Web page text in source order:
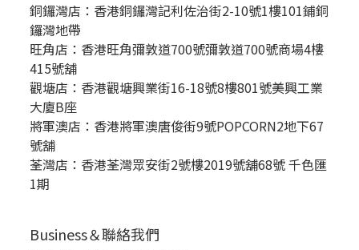
銅鑼灣店： 香港銅鑼灣記利佐治街2-10號1樓101鋪銅
鑼灣地帶
旺角店：香港旺角彌敦道700號彌敦道700號商場4樓
415號舖
觀塘店：香港觀塘興業街16-18號8樓801號美興工業
大廈B座
將軍澳店：香港將軍澳唐俊街9號POPCORN2地下67
號舖
荃灣店：香港荃灣眾安街2號樓2019號舖68號 千色匯
1期
Business＆聯絡我們